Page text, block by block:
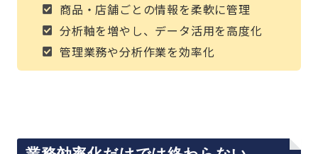
商品・店舗ごとの情報を柔軟に管理
分析軸を増やし、データ活用を高度化
管理業務や分析作業を効率化